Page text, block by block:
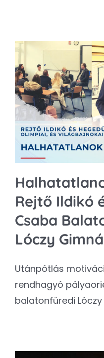
Rejtő Ildikó
Csaba
Lóczy
Utánpótlás
rendhagyó
balatonfüredi Lóczy